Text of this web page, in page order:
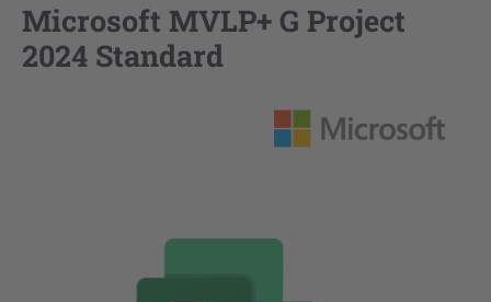
Microsoft MVLP+ G Project
2024 Standard